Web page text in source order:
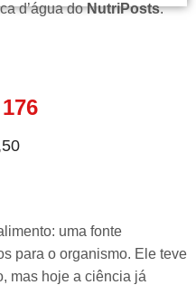
d’água doNutriPosts.
uma fonte
para o organismo. Ele teve
mas hoje a ciência já